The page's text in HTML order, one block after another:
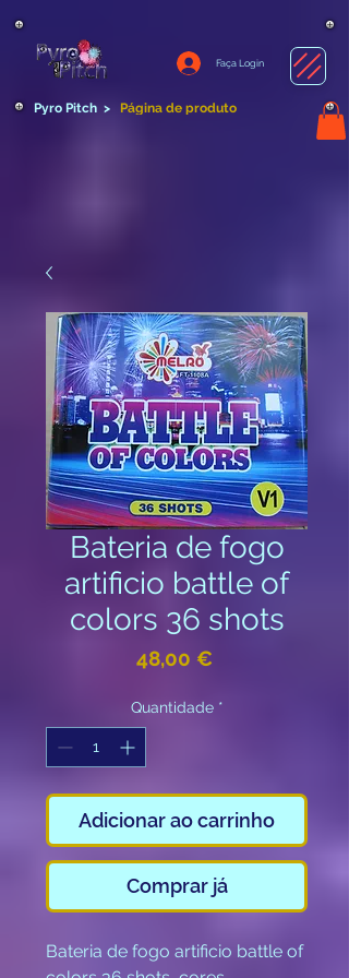
Faça Login
Pyro Pitch > Página de produto
Bateria de fogo
artificio battle of
colors 36 shots
48,00 €Preço
Quantidade *
Adicionar ao carrinho
Comprar já
Bateria de fogo artificio battle of